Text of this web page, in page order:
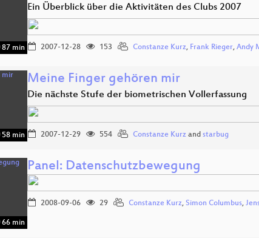
87 min
Ein Überblick über die Aktivitäten des Clubs 2007
2007-12-28 153 Constanze Kurz, Frank Rieger, Andy
58 min
Meine Finger gehören mir
Die nächste Stufe der biometrischen Vollerfassung
2007-12-29 554 Constanze Kurz and starbug
66 min
Panel: Datenschutzbewegung
2008-09-06 29 Constanze Kurz, Simon Columbus,